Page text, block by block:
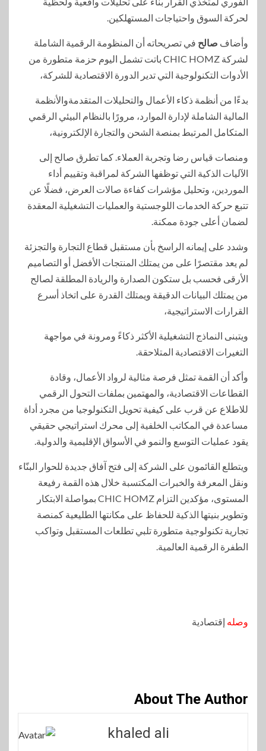
لحركة السوق واحتياجات المستهلكين.
وأضاف صالح في تصريحاته أن المنظومة الرقمية الشاملة
لشركة CHIC HOMZ باتت تشمل اليوم حزمة متطورة من
الأدوات التكنولوجية التي تدير الدورة الاقتصادية للشركة،
بدءًا من أنظمة ذكاء الأعمال والتحليلات المتقدمةوالأنظمة
المالية الشاملة لإدارة الموارد، مرورًا بالنظام البيئي الرقمي
المتكامل المرتبط بمنصة الشحن والتجارة الإلكترونية،
ومنصات قياس رضا وتجربة العملاء. كما تطرق صالح إلى
الآليات الذكية التي توظفها الشركة لمراقبة وتقييم أداء
الموردين، وتحليل مؤشرات كفاءة صالات العرض، فضلًا عن
تتبع حركة الخدمات اللوجستية والعمليات التشغيلية المعقدة
لضمان أعلى جودة ممكنة.
وشدد على إيمانه الراسخ بأن مستقبل قطاع التجارة والتجزئة
لم يعد مقتصرًا على من يمتلك المنتجات الأفضل أو التصاميم
الأرقى فحسب بل ستكون الصدارة والريادة المطلقة لصالح
من يمتلك البيانات الدقيقة ويمتلك القدرة على اتخاذ أسرع
القرارات الاستراتيجية،
ويتبنى النماذج التشغيلية الأكثر ذكاءً ومرونة في مواجهة
التغيرات الاقتصادية المتلاحقة.
وأكد أن القمة تمثل فرصة مثالية لرواد الأعمال، وقادة
القطاعات الاقتصادية، والمهتمين بملفات التحول الرقمي
للاطلاع عن قرب على كيفية تحويل التكنولوجيا من مجرد أداة
مساعدة في المكاتب الخلفية إلى محرك استراتيجي حقيقي
يقود عمليات التوسع والنمو في الأسواق الإقليمية والدولية.
ويتطلع القائمون على الشركة إلى فتح آفاق جديدة للحوار البنّاء
ونقل المعرفة والخبرات المكتسبة خلال هذه القمة رفيعة
المستوى، مؤكدين التزام CHIC HOMZ بمواصلة الابتكار
وتطوير بنيتها الذكية للحفاظ على مكانتها الطليعية كمنصة
تجارية تكنولوجية متطورة تلبي تطلعات المستقبل وتواكب
الطفرة الرقمية العالمية.
وصله إقتصادية
About The Author
khaled ali